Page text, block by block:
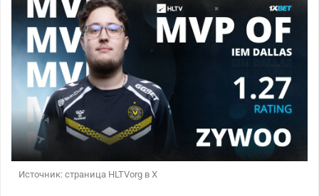
Источник: страница HLTVorg в X